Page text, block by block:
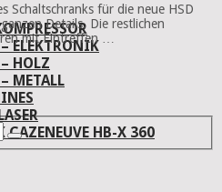
ELEKTRONIK
– HOLZ
METALL
CAZENEUVE HB-X 360
Schaltschranks für die neue HSD
Details. Die restlichen
mit Eintreffen …